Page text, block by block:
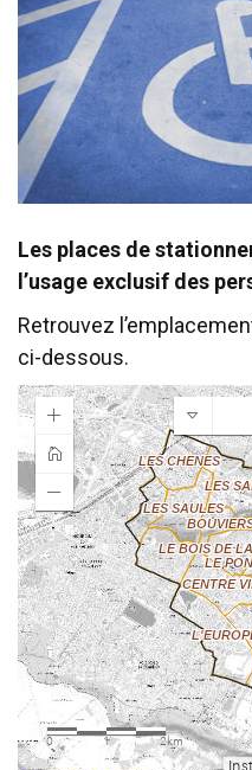
Les places de
l’usage exclusif des
Retrouvez
ci-dessous.